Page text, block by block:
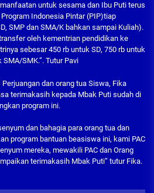
untuk sesama dan Ibu Puti terus
Indonesia Pintar (PIP)tiap
SMP dan SMA/K bahkan sampai Kuliah).
oleh kementrian pendidikan ke
sebesar 450 rb untuk SD, 750 rb untuk
SMK.”. Tutur Pavi
Perjuangan dan orang tua Siswa, Fika
terimakasih kepada Mbak Puti sudah di
program ini.
dan bahagia para orang tua dan
program bantuan beasiswa ini, kami PAC
mereka, mewakili PAC dan Orang
terimakasih Mbak Puti” tutur Fika.